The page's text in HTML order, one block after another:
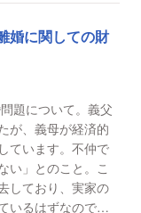
婚に関しての財
題について。義父
が、義母が経済的
ています。不仲で
い」とのこと。こ
しており、実家の
いるはずなのです